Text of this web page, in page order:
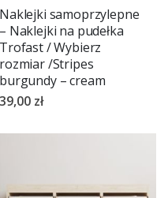
Naklejki samoprzylepne
– Naklejki na pudełka
Trofast / Wybierz
rozmiar /Stripes
burgundy – cream
39,00 zł